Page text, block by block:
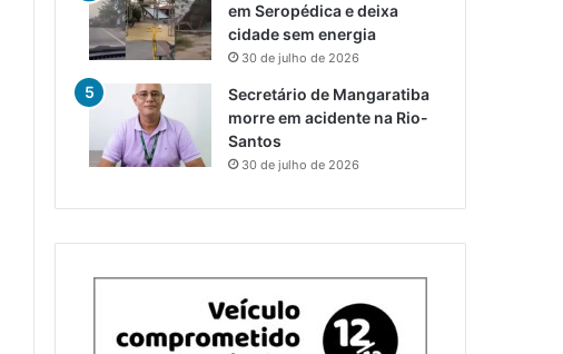
em Seropédica e deixa
cidade sem energia
30 de julho de 2026
Secretário de Mangaratiba
morre em acidente na Rio-
Santos
30 de julho de 2026